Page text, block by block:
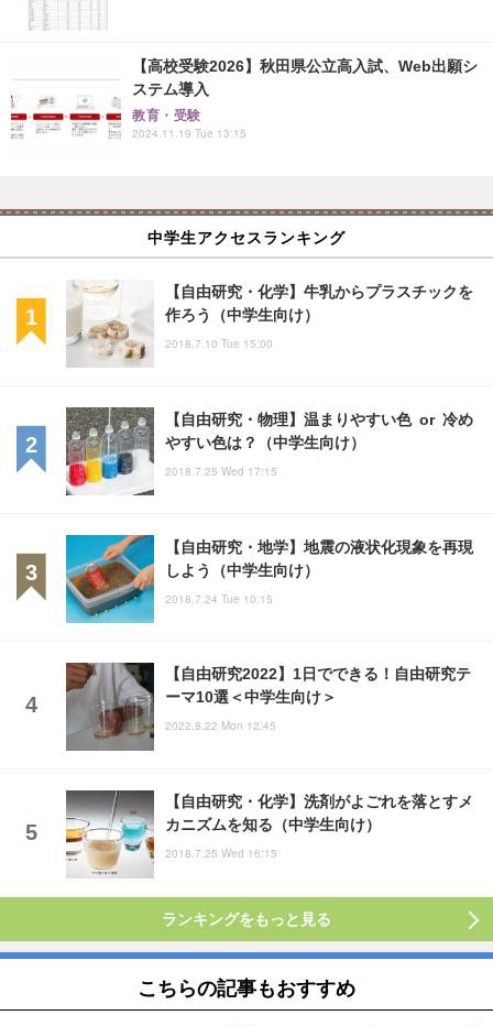
【高校受験2026】秋田県公立高入試、Web出願シ
ステム導入
教育・受験
2024.11.19 Tue 13:15
中学生アクセスランキング
【自由研究・化学】牛乳からプラスチックを
作ろう（中学生向け）
2018.7.10 Tue 15:00
【自由研究・物理】温まりやすい色 or 冷め
やすい色は？（中学生向け）
2018.7.25 Wed 17:15
【自由研究・地学】地震の液状化現象を再現
しよう（中学生向け）
2018.7.24 Tue 10:15
【自由研究2022】1日でできる！自由研究テ
ーマ10選＜中学生向け＞
2022.8.22 Mon 12:45
【自由研究・化学】洗剤がよごれを落とすメ
カニズムを知る（中学生向け）
2018.7.25 Wed 16:15
ランキングをもっと見る
こちらの記事もおすすめ